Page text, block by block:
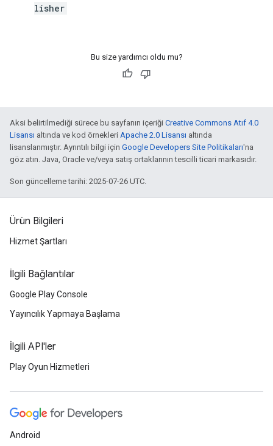
lisher
Bu size yardımcı oldu mu?
Aksi belirtilmediği sürece bu sayfanın içeriği Creative Commons Atıf 4.0
Lisansı altında ve kod örnekleri Apache 2.0 Lisansı altında
lisanslanmıştır. Ayrıntılı bilgi için Google Developers Site Politikaları'na
göz atın. Java, Oracle ve/veya satış ortaklarının tescilli ticari markasıdır.
Son güncelleme tarihi: 2025-07-26 UTC.
Ürün Bilgileri
Hizmet Şartları
İlgili Bağlantılar
Google Play Console
Yayıncılık Yapmaya Başlama
İlgili API'ler
Play Oyun Hizmetleri
Android